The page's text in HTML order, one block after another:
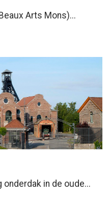
Arts Mons)...
in de oude...